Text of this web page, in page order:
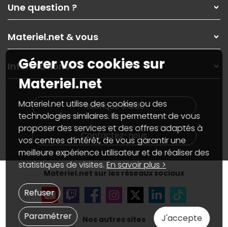
Nos services
Les magasins Materiel.net
Nos solutions pour les pros
Contactez-nous
Une question ?
Paiement, livraison
Garanties,Pack Zen
SAV, demander un retour
Informations
Guides d'achats et tutoriels
Materiel.net & vous
On répare votre PC portable
On rachète votre carte graphique
PC sur mesure : Votre RDV personnalisé
Notre démarche écologique
Materiel.net recrute
Notre programme d'affiliation
Partenariat & Sponsoring
Informations
Plan du site
Nos marques
Conditions générales de vente
Marketplace
Informations légales
Données personnellesetcookies
Gérer vos cookies
Accessibilité : non conforme
Rubrique d'aide
Contactez-nous
Materiel.net sur les réseaux sociaux
Nos autres sites
Gérer vos cookies sur
Materiel.net
Materiel.net utilise des cookies ou des
technologies similaires. Ils permettent de vous
proposer des services et des offres adaptés à
vos centres d’intérêt, de vous garantir une
meilleure expérience utilisateur et de réaliser des
statistiques de visites.En savoir plus >
J'accepte
Paramétrer
Refuser